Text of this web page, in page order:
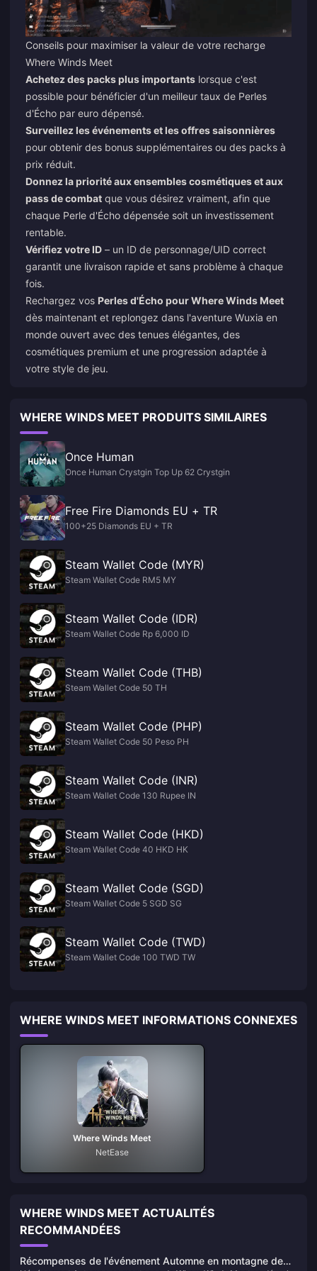
Conseils pour maximiser la valeur de votre recharge
Where Winds Meet
Achetez des packs plus importants lorsque c'est
possible pour bénéficier d'un meilleur taux de Perles
d'Écho par euro dépensé.
Surveillez les événements et les offres saisonnières
pour obtenir des bonus supplémentaires ou des packs à
prix réduit.
Donnez la priorité aux ensembles cosmétiques et aux
pass de combat que vous désirez vraiment, afin que
chaque Perle d'Écho dépensée soit un investissement
rentable.
Vérifiez votre ID – un ID de personnage/UID correct
garantit une livraison rapide et sans problème à chaque
fois.
Rechargez vos Perles d'Écho pour Where Winds Meet
dès maintenant et replongez dans l'aventure Wuxia en
monde ouvert avec des tenues élégantes, des
cosmétiques premium et une progression adaptée à
votre style de jeu.
WHERE WINDS MEET PRODUITS SIMILAIRES
Once Human
Once Human Crystgin Top Up 62 Crystgin
Free Fire Diamonds EU + TR
100+25 Diamonds EU + TR
Steam Wallet Code (MYR)
Steam Wallet Code RM5 MY
Steam Wallet Code (IDR)
Steam Wallet Code Rp 6,000 ID
Steam Wallet Code (THB)
Steam Wallet Code 50 TH
Steam Wallet Code (PHP)
Steam Wallet Code 50 Peso PH
Steam Wallet Code (INR)
Steam Wallet Code 130 Rupee IN
Steam Wallet Code (HKD)
Steam Wallet Code 40 HKD HK
Steam Wallet Code (SGD)
Steam Wallet Code 5 SGD SG
Steam Wallet Code (TWD)
Steam Wallet Code 100 TWD TW
WHERE WINDS MEET INFORMATIONS CONNEXES
Where Winds Meet
NetEase
WHERE WINDS MEET ACTUALITÉS
RECOMMANDÉES
Récompenses de l'événement Automne en montagne de